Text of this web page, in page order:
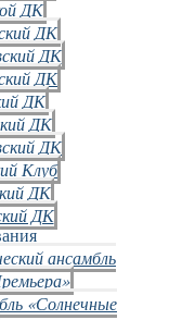
ДК
ДК
ДК
ДК
ДК
ДК
ДК
Клуб
ДК
ДК
ансамбль
«Солнечные